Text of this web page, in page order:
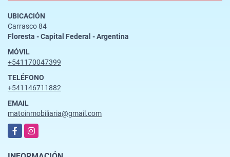
UBICACIÓN
Carrasco 84
Floresta - Capital Federal - Argentina
MÓVIL
+541170047399
TELÉFONO
+541146711882
EMAIL
matoinmobiliaria@gmail.com
FacebookInstagram